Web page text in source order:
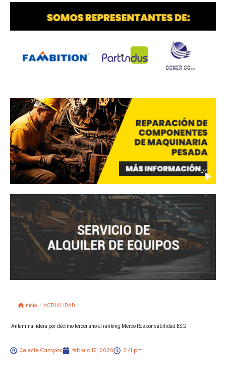
Inicio / ACTUALIDAD /
Antamina lidera por décimo tercer año el ranking Merco Responsabilidad ESG
Celeste Campos febrero 12, 2026 2:41 pm